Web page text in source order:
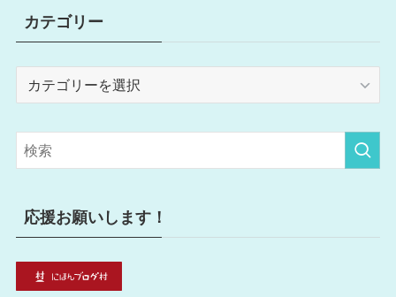
カテゴリー
リ
ー
応援お願いします！